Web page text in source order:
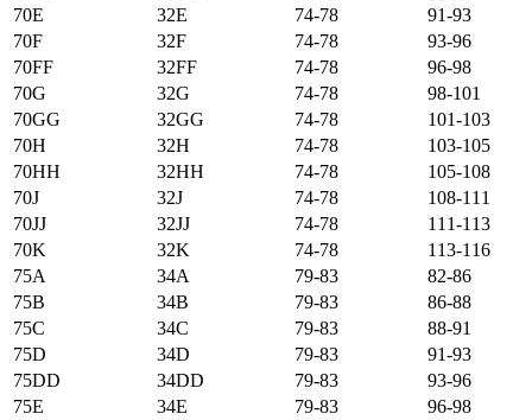
70E
32E 74-78
91-93
70F
32F 74-78
93-96
70FF
32FF 74-78
96-98
70G
32G 74-78
98-101
70GG
32GG 74-78
101-103
70H
32H 74-78
103-105
70HH
32HH 74-78
105-108
70J
32J 74-78
108-111
70JJ
32JJ 74-78
111-113
70K
32K 74-78
113-116
75А
34А 79-83
82-86
75B
34B 79-83
86-88
75C
34C 79-83
88-91
75D
34D 79-83
91-93
75DD
34DD 79-83
93-96
75E
34E 79-83
96-98